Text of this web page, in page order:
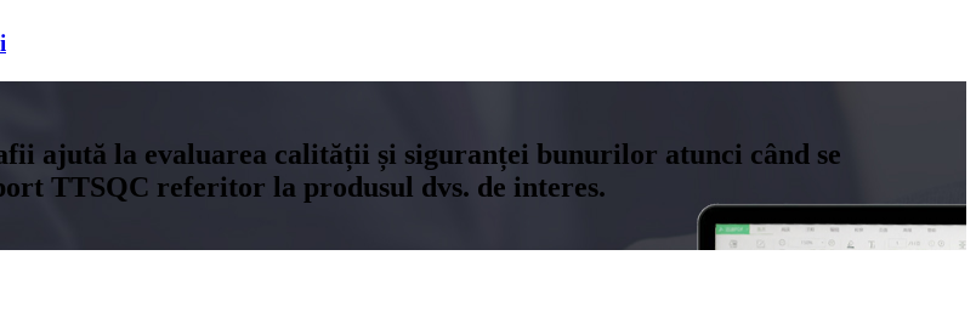
ajută la evaluarea calității și siguranței bunurilor atunci când se
TTSQC referitor la produsul dvs. de interes.